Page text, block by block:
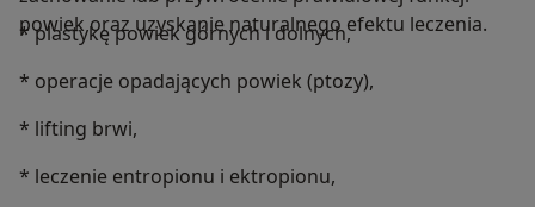
powiek oraz uzyskanie naturalnego efektu leczenia.
* plastykę powiek górnych i dolnych,
* operacje opadających powiek (ptozy),
* lifting brwi,
* leczenie entropionu i ektropionu,